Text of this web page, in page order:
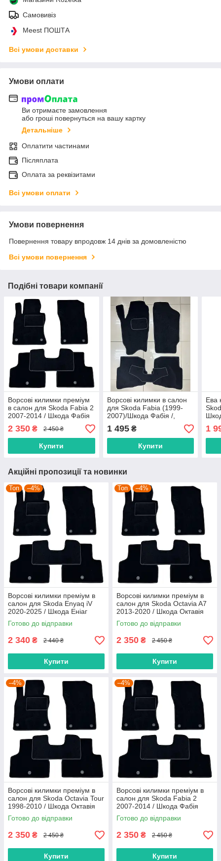
Самовивіз
Meest ПОШТА
Всі умови доставки
Умови оплати
Ви отримаєте замовлення
або гроші повернуться на вашу картку
Детальніше
Оплатити частинами
Післяплата
Оплата за реквізитами
Всі умови оплати
Умови повернення
Повернення товару впродовж 14 днів за домовленістю
Всі умови повернення
Подібні товари компанії
Ворсові килимки преміум
в салон для Skoda Fabia 2
2007-2014 / Шкода Фабія
килимки
2 350 ₴ 2 450 ₴
Купити
Ворсові килимки в салон
для Skoda Fabia (1999-
2007)/Шкода Фабія /,
1 495₴
Купити
Ева
1
Акційні пропозиції та новинки
Топ –4%
Ворсові килимки преміум в
салон для Skoda Enyaq iV
2020-2025 / Шкода Еніаг
килимки
Готово до відправки
2 340 ₴ 2 440 ₴
Купити
Топ –4%
Ворсові килимки преміум в
салон для Skoda Octavia A7
2013-2020 / Шкода Октавія
А7 килимки
Готово до відправки
2 350 ₴ 2 450 ₴
Купити
–4%
Ворсові килимки преміум в
салон для Skoda Octavia Tour
1998-2010 / Шкода Октавія
Тур килимки
Готово до відправки
2 350 ₴ 2 450 ₴
Купити
–4%
Ворсові килимки преміум в
салон для Skoda Fabia 2
2007-2014 / Шкода Фабія
килимки
Готово до відправки
2 350 ₴ 2 450 ₴
Купити